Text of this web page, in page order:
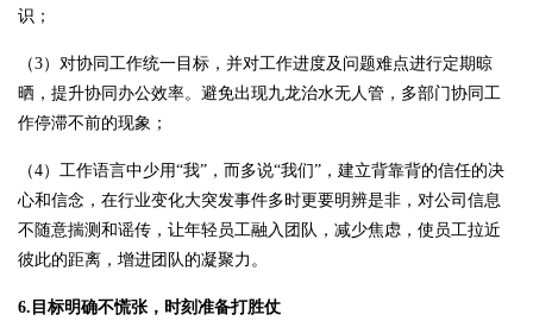
识；
（3）对协同工作统一目标，并对工作进度及问题难点进行定期晾
晒，提升协同办公效率。避免出现九龙治水无人管，多部门协同工
作停滞不前的现象；
（4）工作语言中少用“我”，而多说“我们”，建立背靠背的信任的决
心和信念，在行业变化大突发事件多时更要明辨是非，对公司信息
不随意揣测和谣传，让年轻员工融入团队，减少焦虑，使员工拉近
彼此的距离，增进团队的凝聚力。
6.目标明确不慌张，时刻准备打胜仗